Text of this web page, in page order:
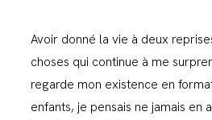
Avoir donné la vie à deux
choses qui continue à me
regarde mon existence en
enfants, je pensais ne jamais en